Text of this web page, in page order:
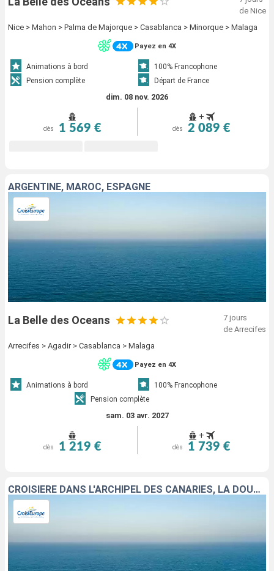
de Nice
Nice > Mahon > Palma de Majorque > Casablanca > Minorque > Malaga
Payez en 4X
Animations à bord
100% Francophone
Pension complète
Départ de France
dim. 08 nov. 2026
dès 1 569 €
+
dès 2 089 €
ARGENTINE, MAROC, ESPAGNE
La Belle des Oceans
7 jours
de Arrecifes
Arrecifes > Agadir > Casablanca > Malaga
Payez en 4X
Animations à bord
100% Francophone
Pension complète
sam. 03 avr. 2027
dès 1 219 €
+
dès 1 739 €
CROISIÈRE DANS L'ARCHIPEL DES CANARIES, LA DOUCEUR D'UN ÉTERNEL PRINTEMPS